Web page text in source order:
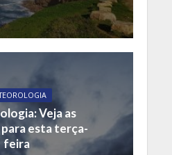
Veja as
esta terça-
feira